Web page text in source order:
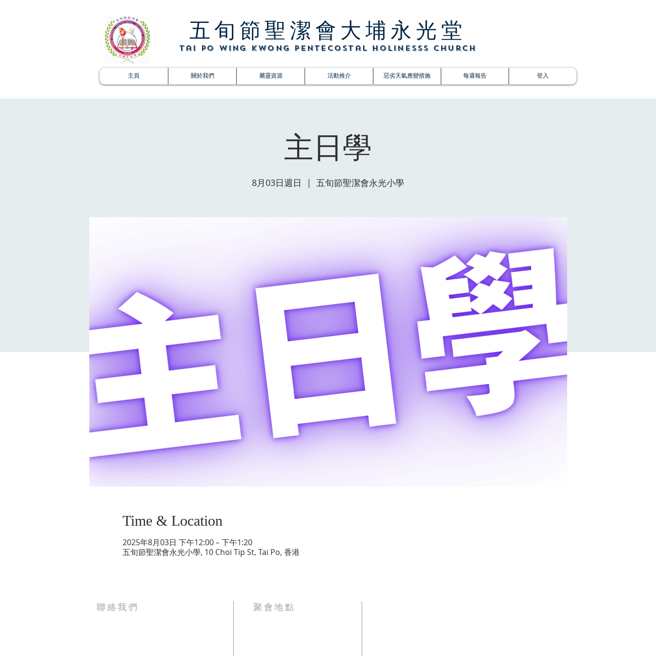
五旬節聖潔會大埔永光堂
​Tai Po Wing Kwong Pentecostal Holinesss Church
主頁 關於我們 屬靈資源 活動推介 惡劣天氣應變措施 每週報告 登入
主日學
8月03日週日
  |
五旬節聖潔會永光小學
Time & Location
2025年8月03日 下午12:00 – 下午1:20
五旬節聖潔會永光小學, 10 Choi Tip St, Tai Po, 香港
聯絡我們 聚會地點